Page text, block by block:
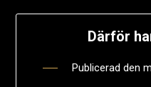
Därför
Publicerad den